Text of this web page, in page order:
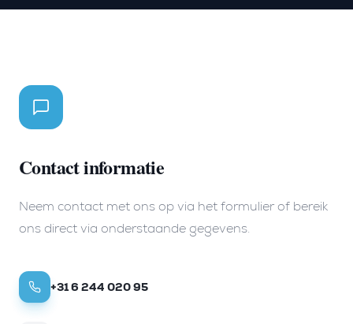
Contact informatie
Neem contact met ons op via het formulier of bereik
ons direct via onderstaande gegevens.
+31 6 244 020 95